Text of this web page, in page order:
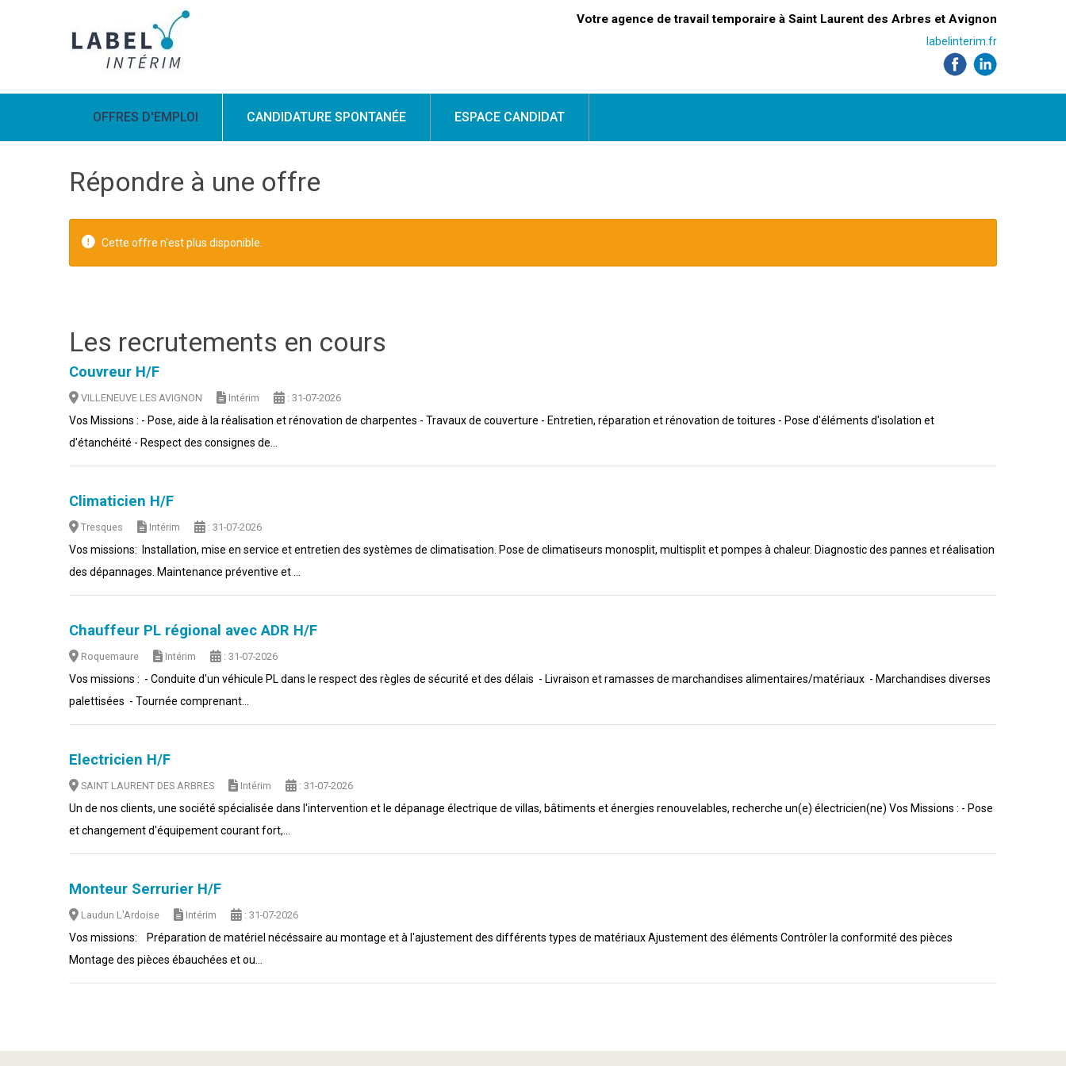
Votre agence de travail temporaire à Saint Laurent des Arbres et Avignon
labelinterim.fr
OFFRES D'EMPLOI CANDIDATURE SPONTANÉE ESPACE CANDIDAT
Répondre à une offre
Cette offre n'est plus disponible.
Les recrutements en cours
Couvreur H/F
VILLENEUVE LES AVIGNON Intérim : 31-07-2026
Vos Missions : - Pose, aide à la réalisation et rénovation de charpentes - Travaux de couverture - Entretien, réparation et rénovation de toitures - Pose d'éléments d'isolation et
d'étanchéité - Respect des consignes de...
Climaticien H/F
Tresques Intérim : 31-07-2026
Vos missions: Installation, mise en service et entretien des systèmes de climatisation. Pose de climatiseurs monosplit, multisplit et pompes à chaleur. Diagnostic des pannes et réalisation
des dépannages. Maintenance préventive et ...
Chauffeur PL régional avec ADR H/F
Roquemaure Intérim : 31-07-2026
Vos missions : - Conduite d'un véhicule PL dans le respect des règles de sécurité et des délais - Livraison et ramasses de marchandises alimentaires/matériaux - Marchandises diverses
palettisées - Tournée comprenant...
Electricien H/F
SAINT LAURENT DES ARBRES Intérim : 31-07-2026
Un de nos clients, une société spécialisée dans l'intervention et le dépanage électrique de villas, bâtiments et énergies renouvelables, recherche un(e) électricien(ne) Vos Missions : - Pose
et changement d'équipement courant fort,...
Monteur Serrurier H/F
Laudun L'Ardoise Intérim : 31-07-2026
Vos missions: Préparation de matériel nécéssaire au montage et à l'ajustement des différents types de matériaux Ajustement des éléments Contrôler la conformité des pièces
Montage des pièces ébauchées et ou...